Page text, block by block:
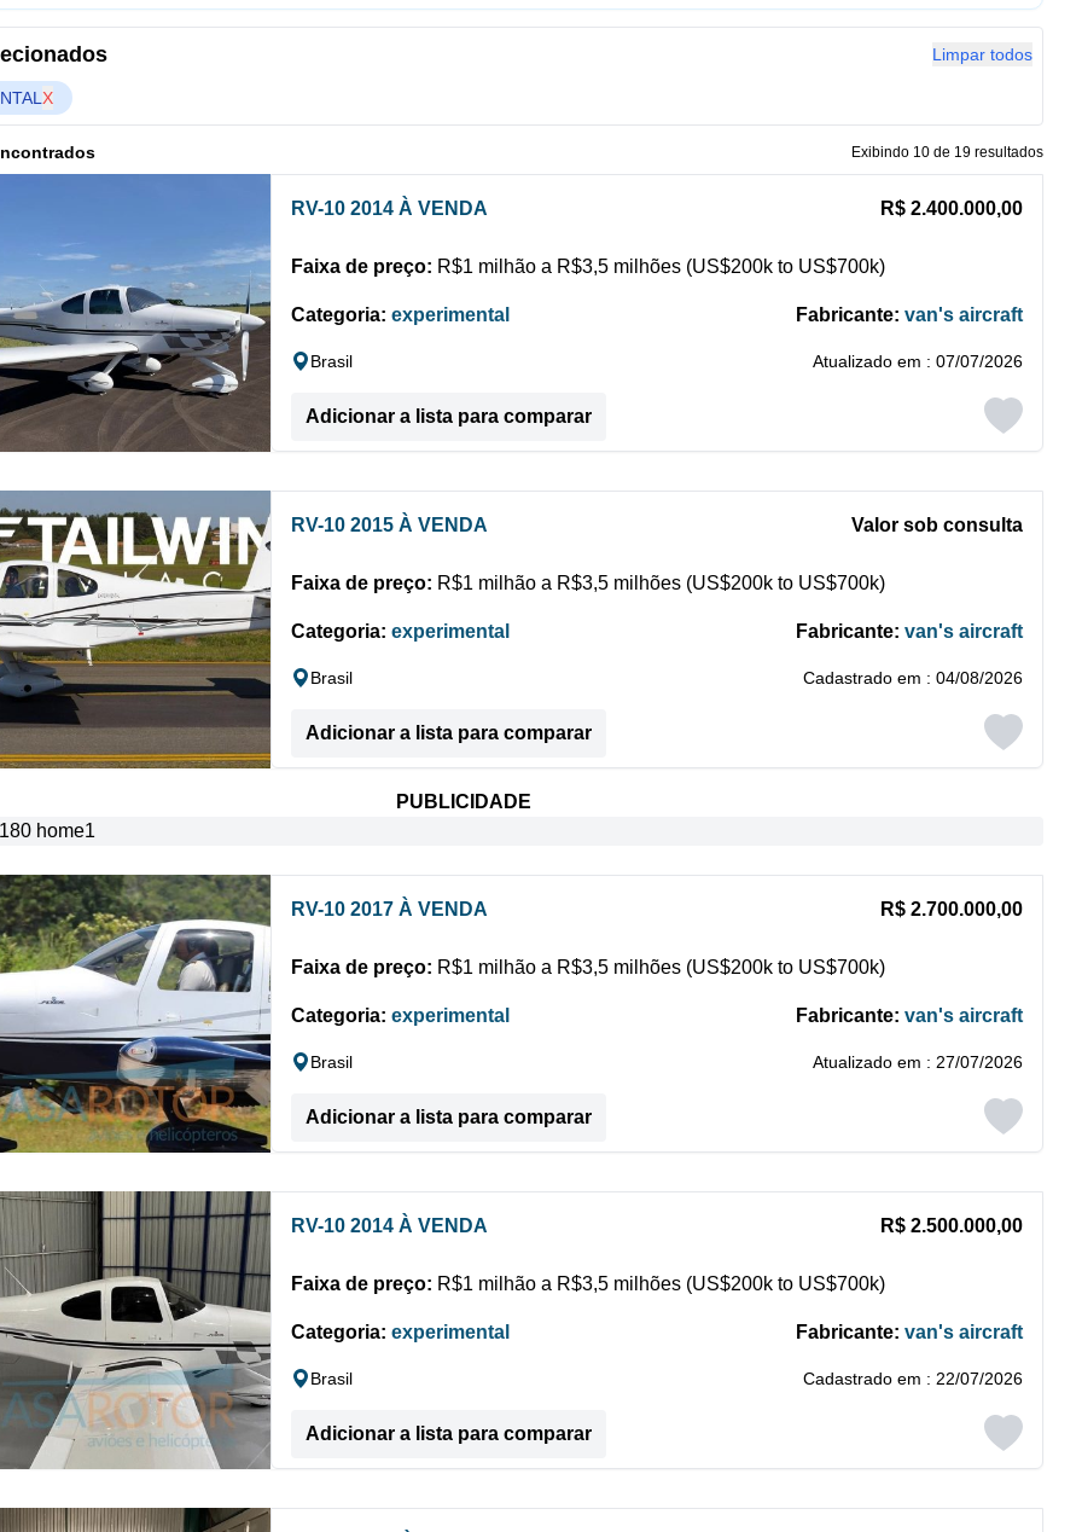
Limpar todos
X
Exibindo 10 de 19 resultados
RV-10 2014 À VENDA R$ 2.400.000,00
Faixa de preço: R$1 milhão a R$3,5 milhões (US$200k to US$700k)
Categoria: experimental Fabricante: van's aircraft
Brasil Atualizado em : 07/07/2026
Adicionar a lista para comparar
RV-10 2015 À VENDA Valor sob consulta
Faixa de preço: R$1 milhão a R$3,5 milhões (US$200k to US$700k)
Categoria: experimental Fabricante: van's aircraft
Brasil Cadastrado em : 04/08/2026
Adicionar a lista para comparar
PUBLICIDADE
RV-10 2017 À VENDA R$ 2.700.000,00
Faixa de preço: R$1 milhão a R$3,5 milhões (US$200k to US$700k)
Categoria: experimental Fabricante: van's aircraft
Brasil Atualizado em : 27/07/2026
Adicionar a lista para comparar
RV-10 2014 À VENDA R$ 2.500.000,00
Faixa de preço: R$1 milhão a R$3,5 milhões (US$200k to US$700k)
Categoria: experimental Fabricante: van's aircraft
Brasil Cadastrado em : 22/07/2026
Adicionar a lista para comparar